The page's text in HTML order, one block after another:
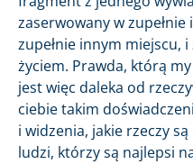
zaserwowany w
zupełnie innym miejscu,
życiem. Prawda, którą
jest więc daleka od
ciebie takim
i widzenia, jakie rzeczy
ludzi, którzy są najlepsi